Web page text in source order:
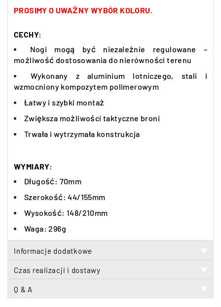
PROSIMY O UWAŻNY WYBÓR KOLORU.
CECHY:
Nogi mogą być niezależnie regulowane –
możliwość dostosowania do nierówności terenu
Wykonany z aluminium lotniczego, stali i
wzmocniony kompozytem polimerowym
Łatwy i szybki montaż
Zwiększa możliwości taktyczne broni
Trwała i wytrzymała konstrukcja
WYMIARY:
Długość: 70mm
Szerokość: 44/155mm
Wysokość: 148/210mm
Waga: 296g
Informacje dodatkowe
Czas realizacji i dostawy
Q & A